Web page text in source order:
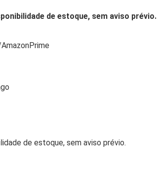
de estoque, sem aviso prévio.
de estoque, sem aviso prévio.